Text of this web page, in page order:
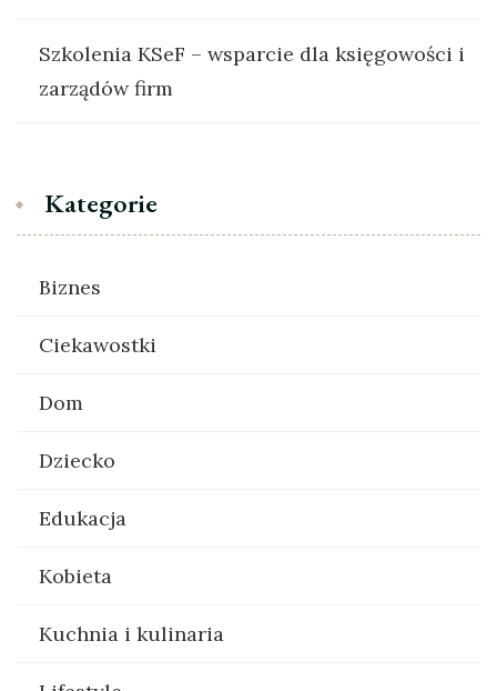
Szkolenia KSeF – wsparcie dla księgowości i
zarządów firm
Kategorie
Biznes
Ciekawostki
Dom
Dziecko
Edukacja
Kobieta
Kuchnia i kulinaria